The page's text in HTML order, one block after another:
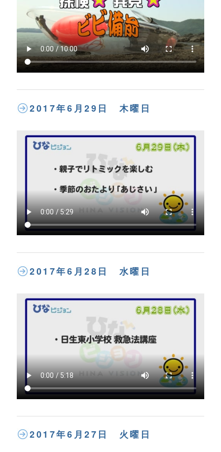
2017年6月29日 木曜日
2017年6月28日 水曜日
2017年6月27日 火曜日